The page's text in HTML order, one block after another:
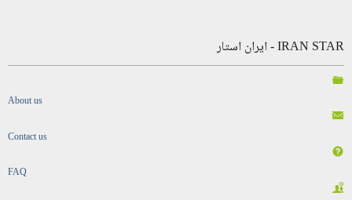
IRAN STAR - ایران استار
About us
Contact us
FAQ